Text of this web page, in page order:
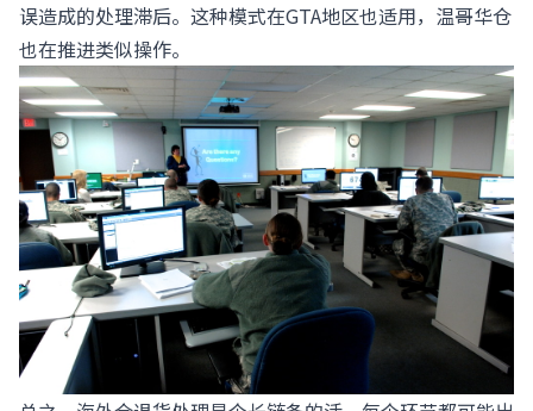
误造成的处理滞后。这种模式在GTA地区也适用，温哥华仓
也在推进类似操作。